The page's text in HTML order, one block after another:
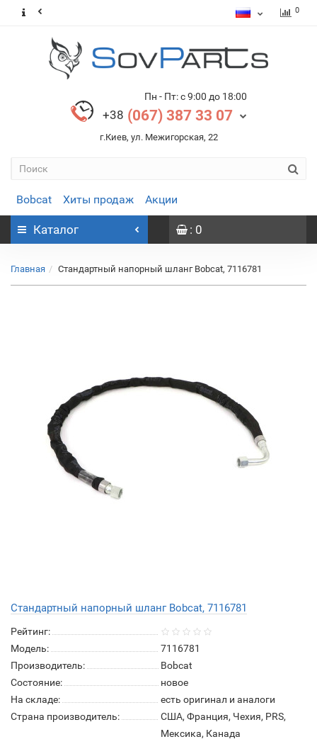
0
Пн - Пт: с 9:00 до 18:00
+38 (067) 387 33 07
г.Киев, ул. Межигорская, 22
Bobcat Хиты продаж Акции
Каталог : 0
Главная Стандартный напорный шланг Bobcat, 7116781
Стандартный напорный шланг Bobcat, 7116781
Рейтинг:
Модель:
7116781
Производитель:
Bobcat
Состояние:
новое
На складе:
есть оригинал и аналоги
Страна производитель:
США, Франция, Чехия, PRS,
Мексика, Канада